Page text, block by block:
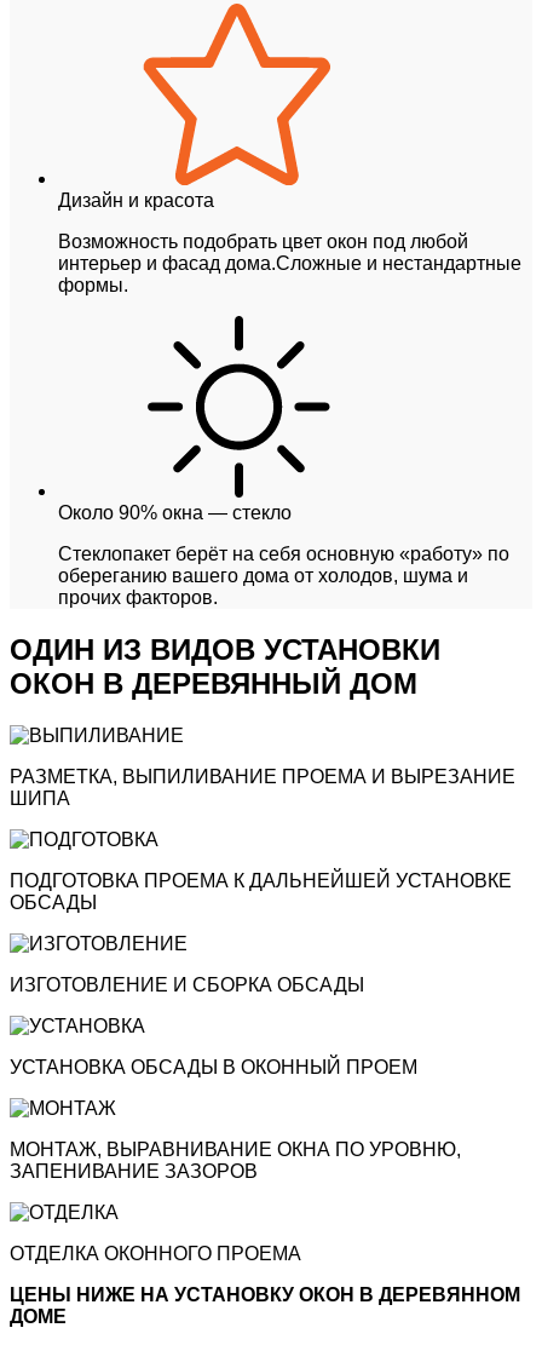
Дизайн и красота
Возможность подобрать цвет окон под любой
интерьер и фасад дома.Сложные и нестандартные
формы.
Около 90% окна — стекло
Стеклопакет берёт на себя основную «работу» по
обереганию вашего дома от холодов, шума и
прочих факторов.
ОДИН ИЗ ВИДОВ УСТАНОВКИ
ОКОН В ДЕРЕВЯННЫЙ ДОМ
РАЗМЕТКА, ВЫПИЛИВАНИЕ ПРОЕМА И ВЫРЕЗАНИЕ
ШИПА
ПОДГОТОВКА ПРОЕМА К ДАЛЬНЕЙШЕЙ УСТАНОВКЕ
ОБСАДЫ
ИЗГОТОВЛЕНИЕ И СБОРКА ОБСАДЫ
УСТАНОВКА ОБСАДЫ В ОКОННЫЙ ПРОЕМ
МОНТАЖ, ВЫРАВНИВАНИЕ ОКНА ПО УРОВНЮ,
ЗАПЕНИВАНИЕ ЗАЗОРОВ
ОТДЕЛКА ОКОННОГО ПРОЕМА
ЦЕНЫ НИЖЕ НА УСТАНОВКУ ОКОН В ДЕРЕВЯННОМ
ДОМЕ